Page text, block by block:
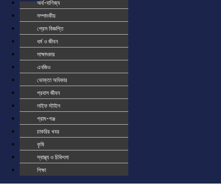
অর্থ-বাণিজ্য
সম্পাদকীয়
প্রেস বিজ্ঞপ্তি
ধর্ম ও জীবন
সাক্ষাৎকার
এনজিও
ভোক্তা অধিকার
প্রবাস জীবন
লাইফ স্টাইল
গ্রাম-গঞ্জ
চাকরির খবর
কৃষি
স্বাস্থ্য ও চিকিৎসা
শিক্ষা